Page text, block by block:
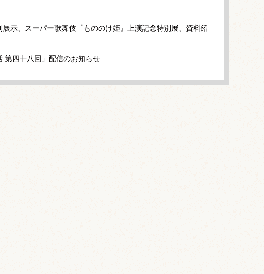
示、スーパー歌舞伎『もののけ姫』上演記念特別展、資料紹
第四十八回」配信のお知らせ